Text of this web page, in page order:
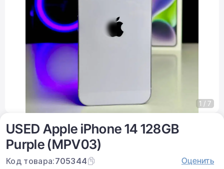
USED Apple iPhone 14 128GB
Purple (MPV03)
Код товара:705344 Оценить
1 / 7